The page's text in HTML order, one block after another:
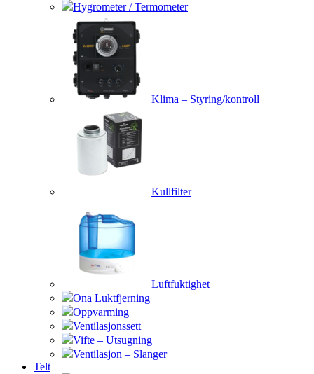
Hygrometer / Termometer
Klima – Styring/kontroll
Kullfilter
Luftfuktighet
Ona Luktfjerning
Oppvarming
Ventilasjonssett
Vifte – Utsugning
Ventilasjon – Slanger
Telt